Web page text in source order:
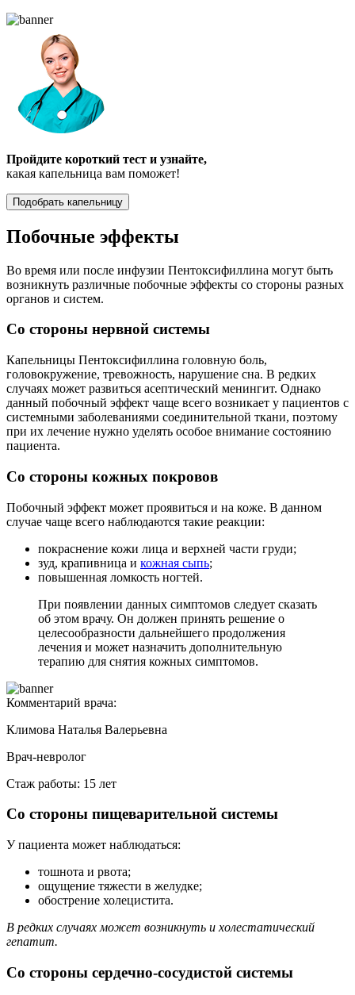
Пройдите короткий тест и узнайте,
какая капельница вам поможет!
Подобрать капельницу
Побочные эффекты
Во время или после инфузии Пентоксифиллина могут быть
возникнуть различные побочные эффекты со стороны разных
органов и систем.
Со стороны нервной системы
Капельницы Пентоксифиллина головную боль,
головокружение, тревожность, нарушение сна. В редких
случаях может развиться асептический менингит. Однако
данный побочный эффект чаще всего возникает у пациентов с
системными заболеваниями соединительной ткани, поэтому
при их лечение нужно уделять особое внимание состоянию
пациента.
Со стороны кожных покровов
Побочный эффект может проявиться и на коже. В данном
случае чаще всего наблюдаются такие реакции:
покраснение кожи лица и верхней части груди;
зуд, крапивница и кожная сыпь;
повышенная ломкость ногтей.
При появлении данных симптомов следует сказать
об этом врачу. Он должен принять решение о
целесообразности дальнейшего продолжения
лечения и может назначить дополнительную
терапию для снятия кожных симптомов.
Комментарий врача:
Климова Наталья Валерьевна
Врач-невролог
Стаж работы: 15 лет
Со стороны пищеварительной системы
У пациента может наблюдаться:
тошнота и рвота;
ощущение тяжести в желудке;
обострение холецистита.
В редких случаях может возникнуть и холестатический
гепатит.
Со стороны сердечно-сосудистой системы